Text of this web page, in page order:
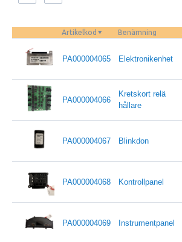
Artikelkod Benämning
PA000004065 Elektronikenhet
PA000004066
Kretskort relä
hållare
PA000004067 Blinkdon
PA000004068 Kontrollpanel
PA000004069 Instrumentpanel